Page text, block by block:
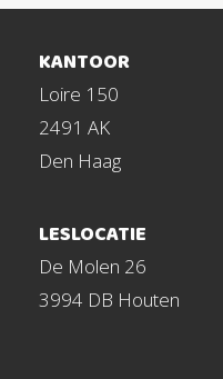
KANTOOR
Loire 150
2491 AK
Den Haag
LESLOCATIE
De Molen 26
3994 DB Houten